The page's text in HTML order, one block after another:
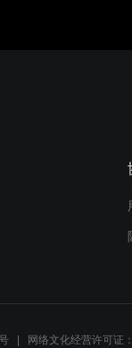
网络文化经营许可证